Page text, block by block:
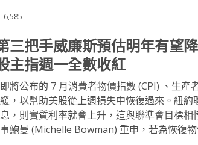
6,585
三把手威廉斯預估明年有望
主指週一全數收紅
將公布的 7 月消費者物價指數 (CPI) 、生
，以幫助美股從上週損失中恢復過來。紐
，則實質利率就會上升，這與聯準會目標
鮑曼 (Michelle Bowman) 重申，若為恢復